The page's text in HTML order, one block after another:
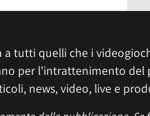
a tutti quelli che i
per l'intrattenimento del
news, video, live e